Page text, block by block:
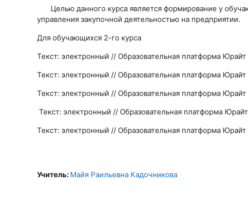
Целью данного курса является формирование у
управления закупочной деятельностью на предприятии.
Для обучающихся 2-го курса
Текст: электронный // Образовательная платформа
Текст: электронный // Образовательная платформа
Текст: электронный // Образовательная платформа
Текст: электронный // Образовательная платформа
Текст: электронный // Образовательная платформа
Учитель: Майя Раильевна Кадочникова